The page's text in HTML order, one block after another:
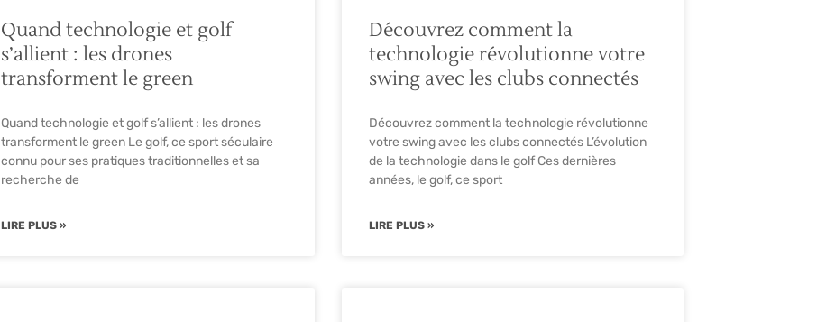
Quand technologie et golf
s’allient : les drones
transforment le green
Quand technologie et golf s’allient : les drones
transforment le green Le golf, ce sport séculaire
connu pour ses pratiques traditionnelles et sa
recherche de
LIRE PLUS »
Découvrez comment la
technologie révolutionne votre
swing avec les clubs connectés
Découvrez comment la technologie révolutionne
votre swing avec les clubs connectés L’évolution
de la technologie dans le golf Ces dernières
années, le golf, ce sport
LIRE PLUS »